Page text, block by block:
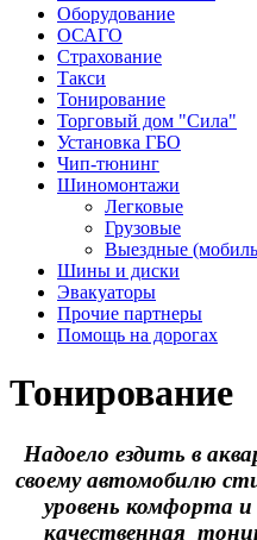
Оборудование
ОСАГО
Страхование
Такси
Тонирование
Торговый дом "Сила"
Установка ГБО
Чип-тюнинг
Шиномонтажи
Легковые
Грузовые
Выездные
Шины и диски
Эвакуаторы
Прочие партнеры
Помощь на дорогах
Тонирование
Надоело ездить в
своему автомобилю
уровень комфорта
качественная